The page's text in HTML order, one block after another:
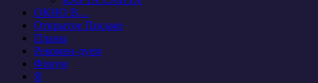
ОКНО В…
Открытое Письмо
Планы
Рекомен-дуем
Форум
Я